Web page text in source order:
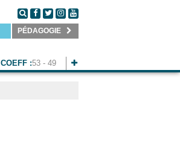
PÉDAGOGIE
COEFF :53 - 49